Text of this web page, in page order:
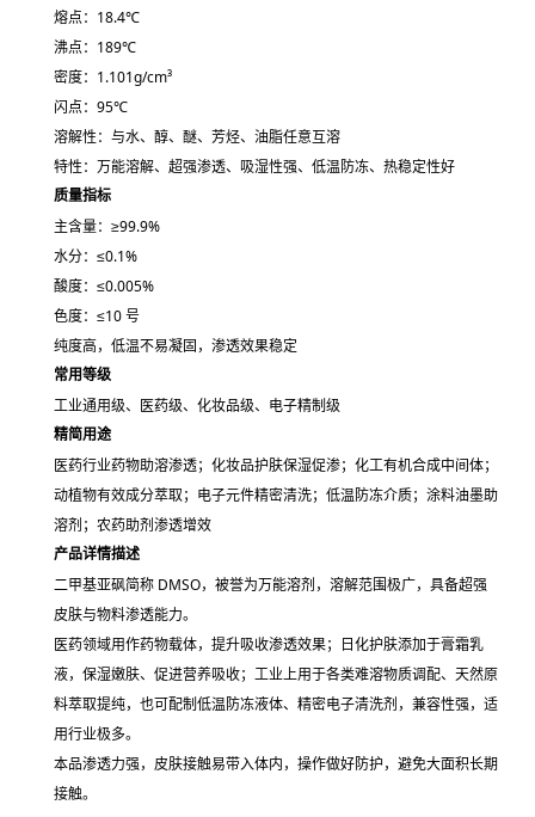
熔点：18.4℃
沸点：189℃
密度：1.101g/cm³
闪点：95℃
溶解性：与水、醇、醚、芳烃、油脂任意互溶
特性： 万能溶解、超强渗透、吸湿性强、低温防冻、热稳定性好
质量指标
主含量： ≥99.9%
水分：≤0.1%
酸度：≤0.005%
色度：≤10 号
纯度高，低温不易凝固，渗透效果稳定
常用等级
工业通用级、医药级、化妆品级、电子精制级
精简用途
医药行业药物助溶渗透；化妆品护肤保湿促渗；化工有机合成中间体；
动植物有效成分萃取；电子元件精密清洗；低温防冻介质；涂料油墨助
溶剂；农药助剂渗透增效
产品详情描述
二甲基亚砜简称 DMSO，被誉为万能溶剂，溶解范围极广，具备超强
皮肤与物料渗透能力。
医药领域用作药物载体，提升吸收渗透效果；日化护肤添加于膏霜乳
液，保湿嫩肤、促进营养吸收；工业上用于各类难溶物质调配、天然原
料萃取提纯，也可配制低温防冻液体、精密电子清洗剂，兼容性强，适
用行业极多。
本品渗透力强，皮肤接触易带入体内，操作做好防护，避免大面积长期
接触。